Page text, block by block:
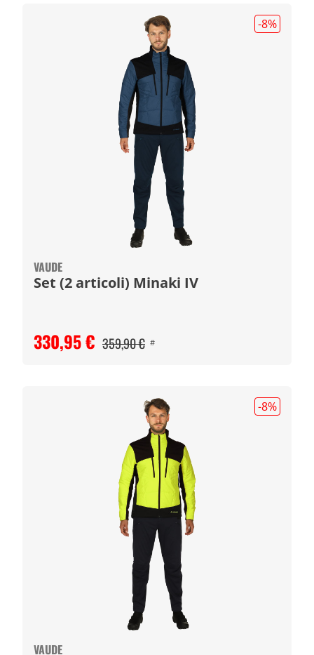
-8%
VAUDE
Set (2 articoli) Minaki IV
330,95 € 359,90 € #
-8%
VAUDE